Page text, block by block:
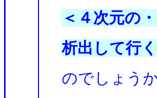
＜４次元の
析出して行
のでしょう